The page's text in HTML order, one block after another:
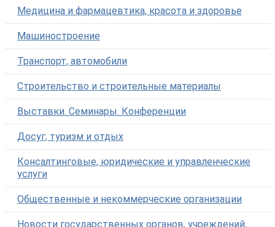
Медицина и фармацевтика, красота и здоровье
Машиностроение
Транспорт, автомобили
Строительство и строительные материалы
Выставки. Семинары. Конференции
Досуг, туризм и отдых
Консалтинговые, юридические и управленческие
услуги
Общественные и некоммерческие организации
Новости государственных органов, учреждений,